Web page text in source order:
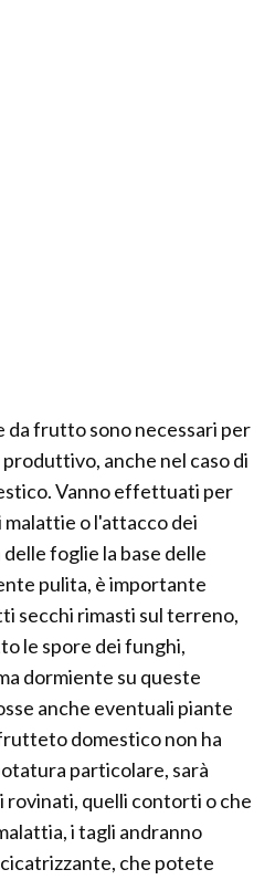
frutto sono necessari per
anche nel caso di
Vanno effettuati per
o l'attacco dei
foglie la base delle
pulita, è importante
secchi rimasti sul terreno,
le spore dei funghi,
dormiente su queste
anche eventuali piante
domestico non ha
particolare, sarà
quelli contorti o che
i tagli andranno
che potete